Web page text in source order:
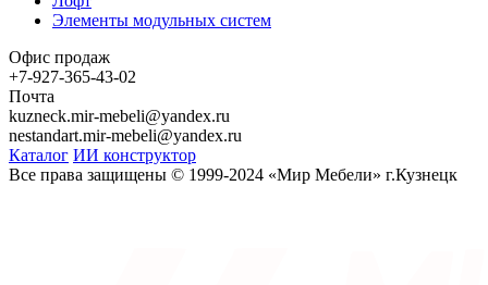
Элементы модульных систем
Офис продаж
+7-927-365-43-02
Почта
kuzneck.mir-mebeli@yandex.ru
nestandart.mir-mebeli@yandex.ru
Каталог ИИ конструктор
Все права защищены © 1999-2024 «Мир Мебели» г.Кузнецк